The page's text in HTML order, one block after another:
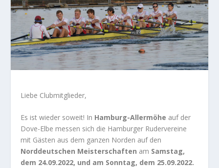
Liebe Clubmitglieder,
Es ist wieder soweit! In Hamburg-Allermöhe auf der
Dove-Elbe messen sich die Hamburger Rudervereine
mit Gästen aus dem ganzen Norden auf den
Norddeutschen Meisterschaften am Samstag,
dem 24.09.2022, und am Sonntag, dem 25.09.2022.